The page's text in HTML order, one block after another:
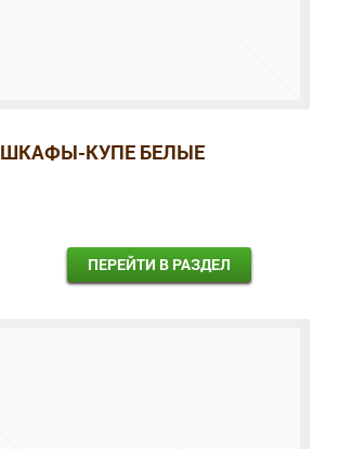
ШКАФЫ-КУПЕ БЕЛЫЕ
ПЕРЕЙТИ В РАЗДЕЛ